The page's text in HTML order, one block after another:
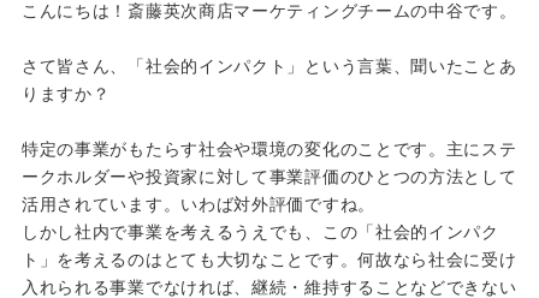
こんにちは！斎藤英次商店マーケティングチームの中谷です。
さて皆さん、「社会的インパクト」という言葉、聞いたことあ
りますか？
特定の事業がもたらす社会や環境の変化のことです。主にステ
ークホルダーや投資家に対して事業評価のひとつの方法として
活用されています。いわば対外評価ですね。
しかし社内で事業を考えるうえでも、この「社会的インパク
ト」を考えるのはとても大切なことです。何故なら社会に受け
入れられる事業でなければ、継続・維持することなどできない